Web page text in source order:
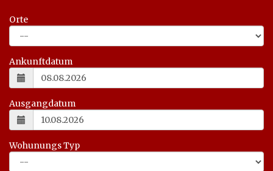
Orte
Ankunftdatum
Ausgangdatum
Wohunungs Typ